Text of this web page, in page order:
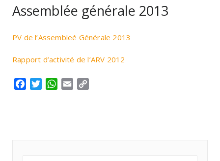
Assemblée générale 2013
PV de l’Assembleé Générale 2013
Rapport d’activité de l’ARV 2012
FacebookTwitterWhatsApp
Email